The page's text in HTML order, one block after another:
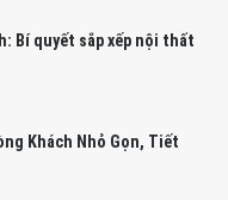
Bí quyết sắp xếp nội thất
Khách Nhỏ Gọn, Tiết